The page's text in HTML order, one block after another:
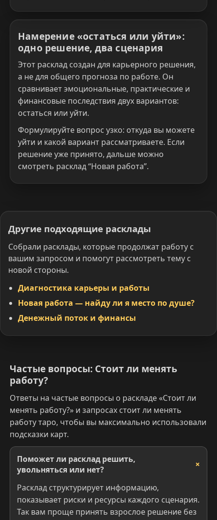
Намерение «остаться или уйти»:
одно решение, два сценария
Этот расклад создан для карьерного решения,
а не для общего прогноза по работе. Он
сравнивает эмоциональные, практические и
финансовые последствия двух вариантов:
остаться или уйти.
Формулируйте вопрос узко: откуда вы можете
уйти и какой вариант рассматриваете. Если
решение уже принято, дальше можно
смотреть расклад “Новая работа”.
Другие подходящие расклады
Собрали расклады, которые продолжат работу с
вашим запросом и помогут рассмотреть тему с
новой стороны.
Диагностика карьеры и работы
Новая работа — найду ли я место по душе?
Денежный поток и финансы
Частые вопросы: Стоит ли менять
работу?
Ответы на частые вопросы о раскладе «Стоит ли
менять работу?» и запросах стоит ли менять
работу таро, чтобы вы максимально использовали
подсказки карт.
Поможет ли расклад решить,
увольняться или нет?
Расклад структурирует информацию,
показывает риски и ресурсы каждого сценария.
Так вам проще принять взрослое решение без